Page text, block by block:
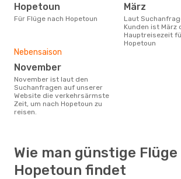
Hopetoun
Für Flüge nach Hopetoun
März
Laut Suchanfragen unserer
Kunden ist März
Hauptreisezeit
Hopetoun
Nebensaison
November
November ist laut den
Suchanfragen auf unserer
Website die verkehrsärmste
Zeit, um nach Hopetoun zu
reisen.
Wie man günstige Flüge
Hopetoun findet